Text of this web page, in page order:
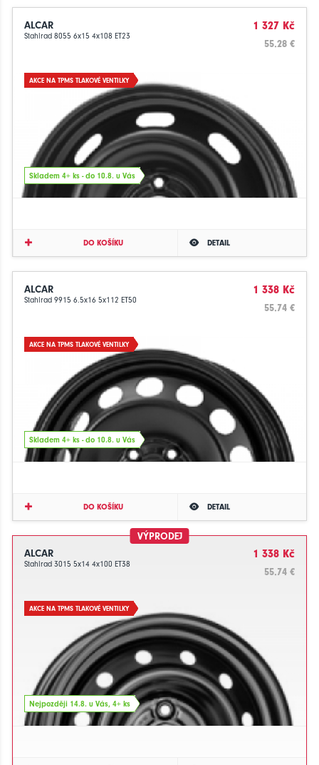
ALCAR
Stahlrad 8055 6x15 4x108 ET23
1 327 Kč
55.28 €
AKCE NA TPMS TLAKOVÉ VENTILKY
Skladem 4+ ks - do 10.8. u Vás
DO KOŠÍKU DETAIL
ALCAR
Stahlrad 9915 6.5x16 5x112 ET50
1 338 Kč
55.74 €
AKCE NA TPMS TLAKOVÉ VENTILKY
Skladem 4+ ks - do 10.8. u Vás
DO KOŠÍKU DETAIL
VÝPRODEJ
ALCAR
Stahlrad 3015 5x14 4x100 ET38
1 338 Kč
55.74 €
AKCE NA TPMS TLAKOVÉ VENTILKY
Nejpozději 14.8. u Vás, 4+ ks